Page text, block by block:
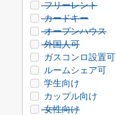
フリーレント
カードキー
オープンハウス
外国人可
ガスコンロ設置可
ルームシェア可
学生向け
カップル向け
女性向け